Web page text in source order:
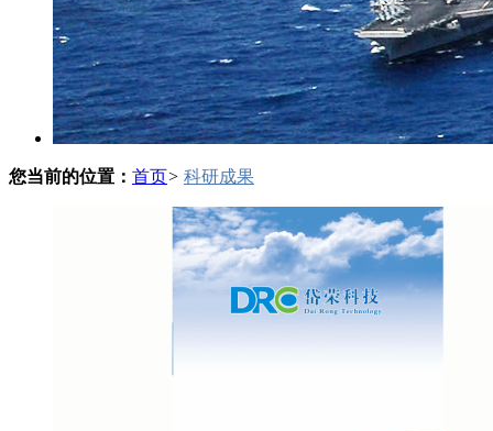
您当前的位置： 首页> 科研成果